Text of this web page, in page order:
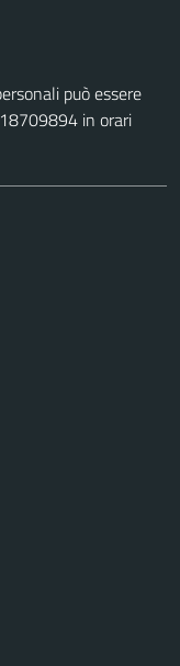
può essere
in orari